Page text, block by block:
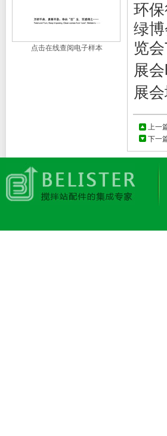
点击在线查阅电子样本
环
绿
览
展
展
上一
下一